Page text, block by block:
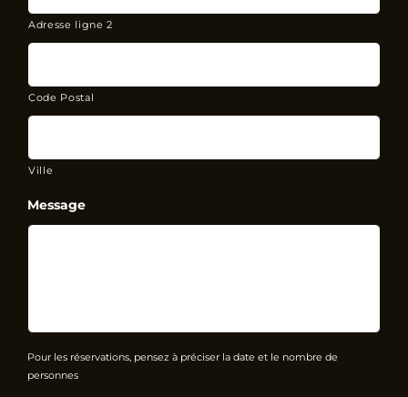
Adresse ligne 2
Code Postal
Ville
Message
Pour les réservations, pensez à préciser la date et le nombre de
personnes